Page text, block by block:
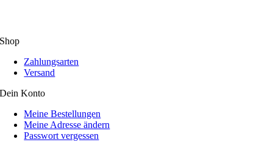
Shop
Zahlungsarten
Versand
Dein Konto
Meine Bestellungen
Meine Adresse ändern
Passwort vergessen